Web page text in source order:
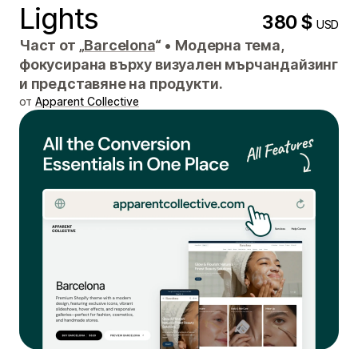
Lights 380 $USD
Част от „Barcelona“ • Модерна тема,
фокусирана върху визуален мърчандайзинг
и представяне на продукти.
от Apparent Collective